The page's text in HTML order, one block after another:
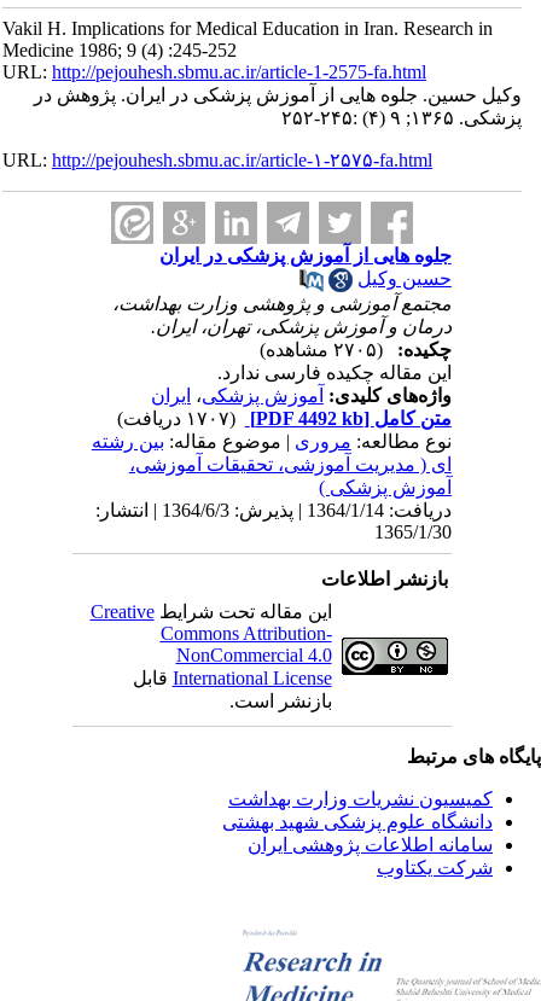
Vakil H. Implications for Medical Education in Iran. Research in
Medicine 1986; 9 (4) :245-252
URL:http://pejouhesh.sbmu.ac.ir/article-1-2575-fa.html
وکیل حسین. جلوه هایی از آموزش پزشکی در ایران. پژوهش در
پزشکی. ۱۳۶۵; ۹ (۴) :۲۴۵-۲۵۲
URL:http://pejouhesh.sbmu.ac.ir/article-۱-۲۵۷۵-fa.html
جلوه هایی از آموزش پزشکی در ایران
حسین وکیل
مجتمع آموزشی و پژوهشی وزارت بهداشت،
درمان و آموزش پزشکی، تهران، ایران.
چکیده:
این مقاله چکیده فارسی ندارد
واژه‌های کلیدی:آموزش پزشکی،ایران
متن کامل[PDF 4492 kb]
نوع مطالعه:مروری| موضوع مقاله:بین رشته
ای ( مدیریت آموزشی، تحقیقات آموزشی،
آموزش پزشکی )
دریافت: 1364/1/14 | پذیرش: 1364/6/3 | انتشار:
1365/1/30
بازنشر اطلاعات
این مقاله تحت شرایطCreative
Commons Attribution-
NonCommercial 4.0
International Licenseقابل
بازنشر است.
های مرتبط
کمیسیون نشریات وزارت بهداشت
دانشگاه علوم پزشکی شهید بهشتی
سامانه اطلاعات پژوهشی ایران
شرکت یکتاوب